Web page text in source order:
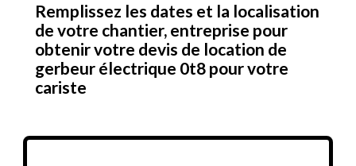
Remplissez les dates et la localisation
de votre chantier, entreprise pour
obtenir votre devis de location de
gerbeur électrique 0t8 pour votre
cariste